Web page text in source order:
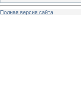
Полная версия сайта